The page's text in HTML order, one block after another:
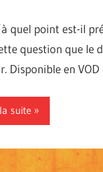
quel point est-il
question que le
Disponible en
suite